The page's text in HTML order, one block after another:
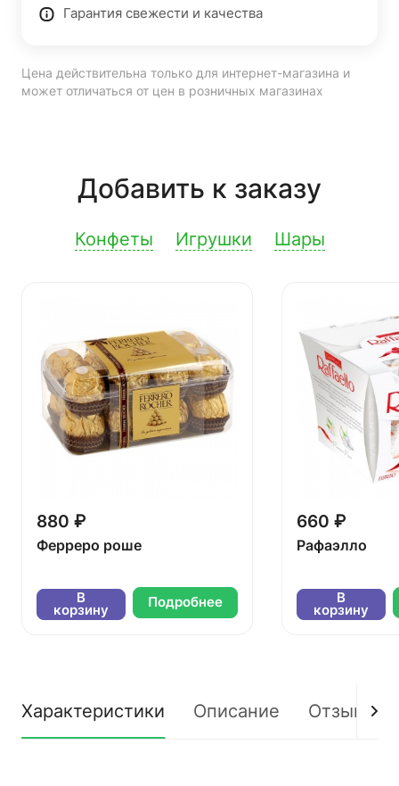
Гарантия свежести и качества
Цена действительна только для интернет-магазина и
может отличаться от цен в розничных магазинах
Добавить к заказу
Конфеты Игрушки Шары
880 ₽
Ферреро роше
В
корзину Подробнее
660 ₽
Рафаэлло
В
корзину
Характеристики Описание Отзывы